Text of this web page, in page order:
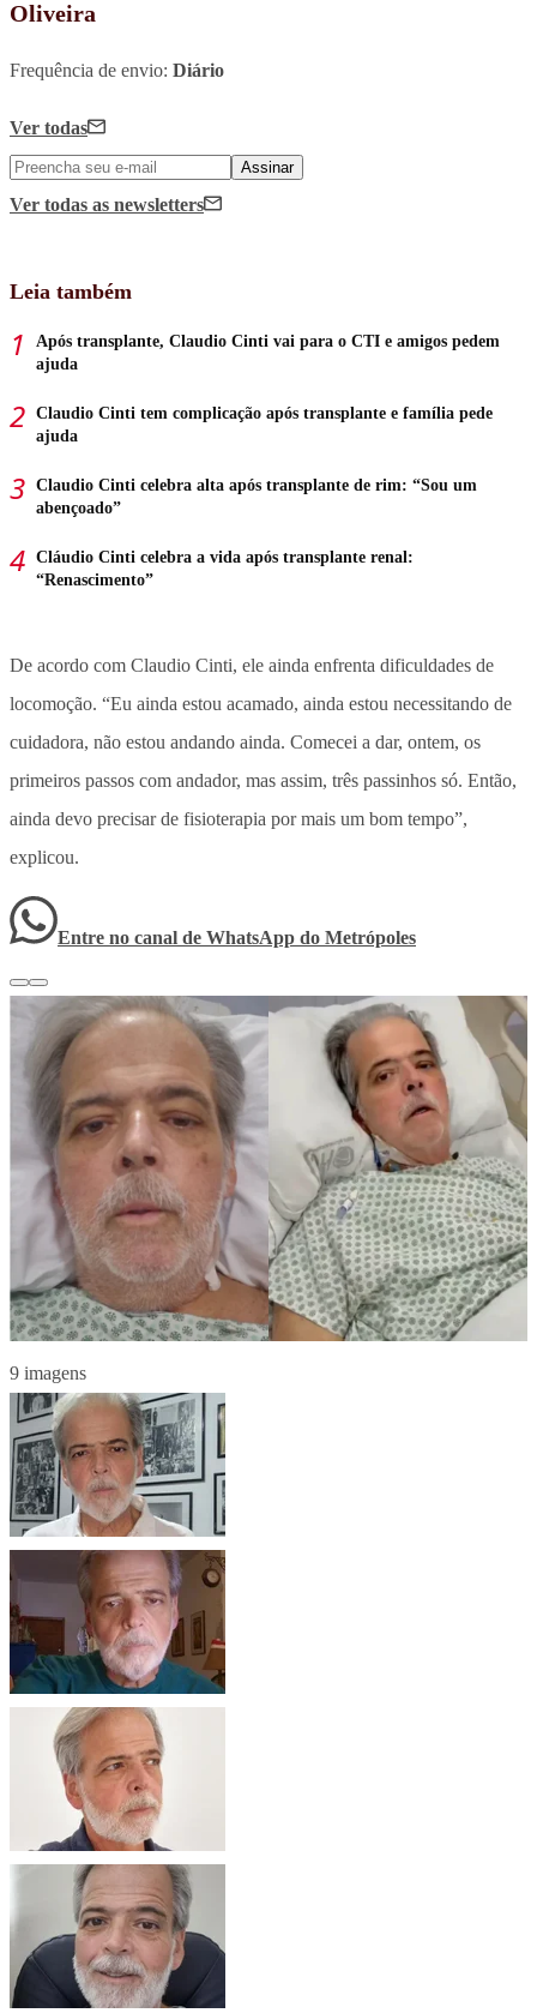
Oliveira
Frequência de envio: Diário
Ver todas
Assinar
Ver todas as newsletters
Leia também
Após transplante, Claudio Cinti vai para o CTI e amigos pedem
ajuda
Claudio Cinti tem complicação após transplante e família pede
ajuda
Claudio Cinti celebra alta após transplante de rim: “Sou um
abençoado”
Cláudio Cinti celebra a vida após transplante renal:
“Renascimento”
De acordo com Claudio Cinti, ele ainda enfrenta dificuldades de
locomoção. “Eu ainda estou acamado, ainda estou necessitando de
cuidadora, não estou andando ainda. Comecei a dar, ontem, os
primeiros passos com andador, mas assim, três passinhos só. Então,
ainda devo precisar de fisioterapia por mais um bom tempo”,
explicou.
Entre no canal de WhatsApp do Metrópoles
9 imagens